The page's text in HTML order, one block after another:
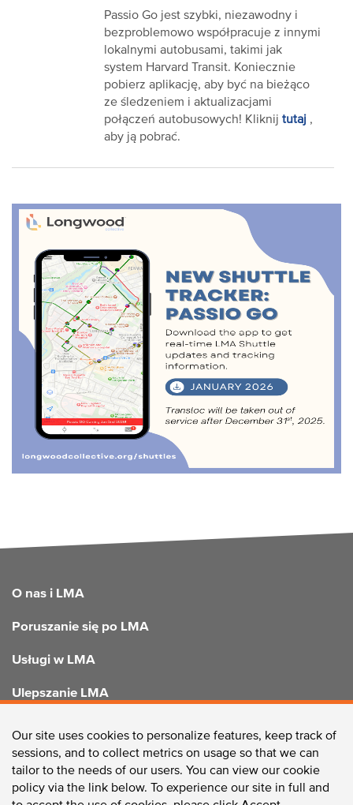
Passio Go jest szybki, niezawodny i
bezproblemowo współpracuje z innymi
lokalnymi autobusami, takimi jak
system Harvard Transit. Koniecznie
pobierz aplikację, aby być na bieżąco
ze śledzeniem i aktualizacjami
połączeń autobusowych! Kliknij tutaj ,
aby ją pobrać.
FOOTER
O nas i LMA
Poruszanie się po LMA
Usługi w LMA
Ulepszanie LMA
SKONTAKTUJ SIĘ Z NAMI
Our site uses cookies to personalize features, keep track of
sessions, and to collect metrics on usage so that we can
tailor to the needs of our users. You can view our cookie
policy via the link below. To experience our site in full and